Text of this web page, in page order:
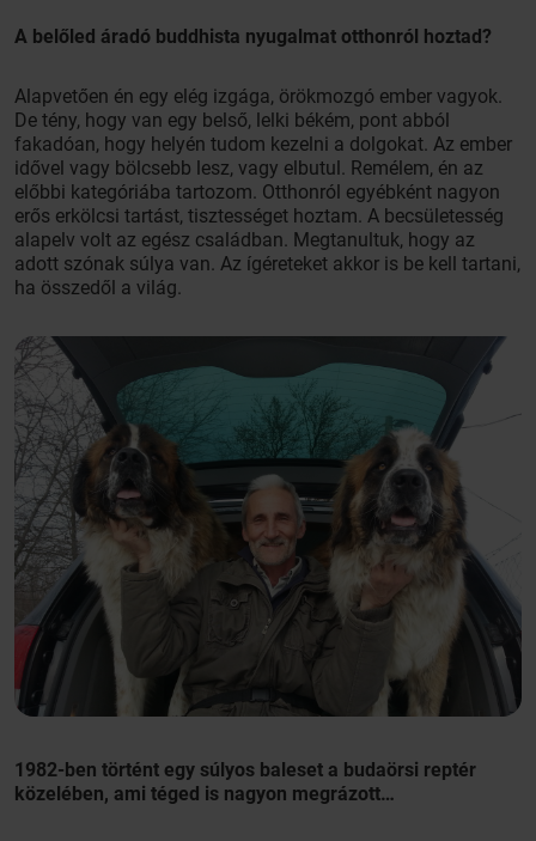
A belőled áradó buddhista nyugalmat otthonról hoztad?
Alapvetően én egy elég izgága, örökmozgó ember vagyok.
De tény, hogy van egy belső, lelki békém, pont abból
fakadóan, hogy helyén tudom kezelni a dolgokat. Az ember
idővel vagy bölcsebb lesz, vagy elbutul. Remélem, én az
előbbi kategóriába tartozom. Otthonról egyébként nagyon
erős erkölcsi tartást, tisztességet hoztam. A becsületesség
alapelv volt az egész családban. Megtanultuk, hogy az
adott szónak súlya van. Az ígéreteket akkor is be kell tartani,
ha összedől a világ.
1982-ben történt egy súlyos baleset a budaörsi reptér
közelében, ami téged is nagyon megrázott…